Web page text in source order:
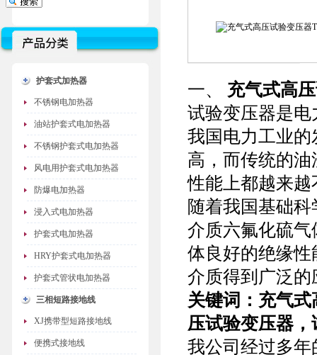
护套式加热器
不锈钢电加热器
油站护套式电加热器
不锈钢护套式电加热器
风电用护套式电加热器
防爆电加热器
浸入式电加热器
护套式电加热器
HRY护套式电加热器
护套式管状电加热器
三相短路接地线
XJ携带型短路接地线
便携式接地线
一、 充气式高
试验变压器是
我国电力工业
高，而传统的
性能上都越来
随着我国基础
介质六氟化硫
体良好的绝缘
介质得到广泛的
关键词： 充气式
压试验变压器
我公司经过多